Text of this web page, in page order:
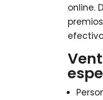
online.